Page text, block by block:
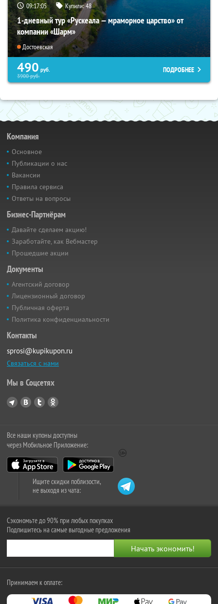
09:17:03 Купили:48
1-дневный тур «Рускеала — мраморное царство» от
компании «Шарм»
Достоевская
490 руб.
3900руб.
ПОДРОБНЕЕ
Компания
Основное
Публикации о нас
Вакансии
Правила сервиса
Ответы на вопросы
Бизнес-Партнёрам
Давайте сделаем акцию!
Заработайте, как Вебмастер
Прошедшие акции
Документы
Агентский договор
Лицензионный договор
Публичная оферта
Политика конфиденциальности
Контакты
sprosi@kupikupon.ru
Связаться с нами
Мы в Соцсетях
Все наши купоны доступны
через Мобильное Приложение:
Ищите скидки поблизости,
не выходя из чата:
Сэкономьте до 90% при любых покупках
Подпишитесь на самые выгодные предложения
Принимаем к оплате: